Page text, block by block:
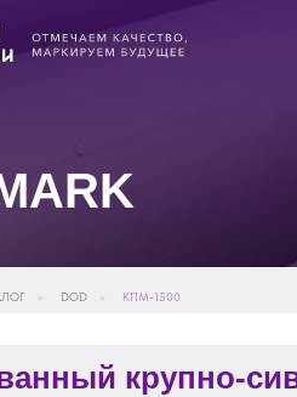
» DOD » КПМ-1500